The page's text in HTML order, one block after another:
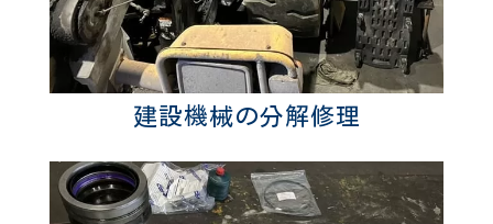
建設機械の分解修理